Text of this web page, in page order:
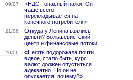
09/07
«НДС - опасный налог. Он
чаще всего
перекладывается на
конечного потребителя»
21/06
Откуда у Ленина взялись
деньги? Большевистский
центр и финансовые потоки
20/06
«Нефть подорожала почти
вдвое, стало быть, курс
валют должен опуститься
адекватно. Но он не
опускается, почему?»